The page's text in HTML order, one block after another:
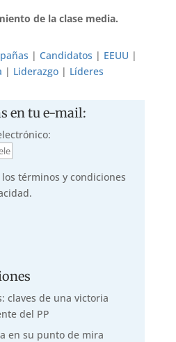
de la clase media.
| Candidatos | EEUU |
| Liderazgo| Líderes
en tu e-mail:
términos y condiciones
claves de una victoria
del PP
en su punto de mira